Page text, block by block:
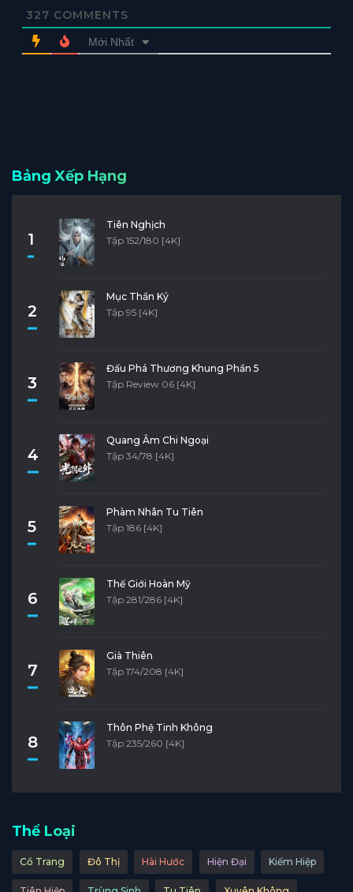
327 COMMENTS
Mới Nhất
Bảng Xếp Hạng
1
Tiên Nghịch
Tập 152/180 [4K]
2
Mục Thần Ký
Tập 95 [4K]
3
Đấu Phá Thương Khung Phần 5
Tập Review 06 [4K]
4
Quang Âm Chi Ngoại
Tập 34/78 [4K]
5
Phàm Nhân Tu Tiên
Tập 186 [4K]
6
Thế Giới Hoàn Mỹ
Tập 281/286 [4K]
7
Già Thiên
Tập 174/208 [4K]
8
Thôn Phệ Tinh Không
Tập 235/260 [4K]
Thể Loại
Cổ Trang Đô Thị Hài Hước Hiện Đại Kiếm Hiệp